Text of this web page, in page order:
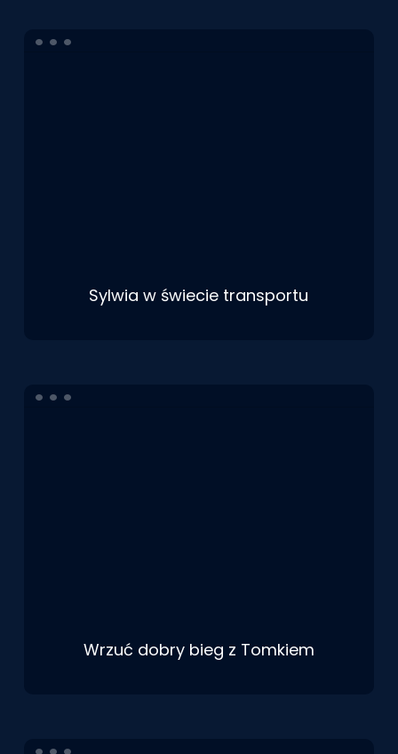
Sylwia w świecie transportu
Wrzuć dobry bieg z Tomkiem